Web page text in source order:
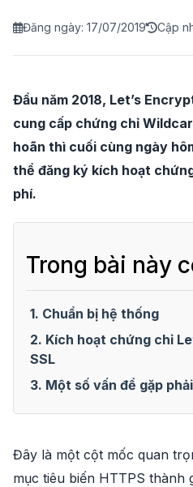
Đăng ngày: 17/07/2019 Cập
Đầu năm 2018, Let’s
cung cấp chứng chỉ
hoãn thì cuối cùng ngày
thể đăng ký kích hoạt
phí.
Trong bài này
1. Chuẩn bị hệ thống
2. Kích hoạt chứng chỉ
SSL
3. Một số vấn đề gặp phải
Đây là một cột mốc quan
mục tiêu biến HTTPS thành